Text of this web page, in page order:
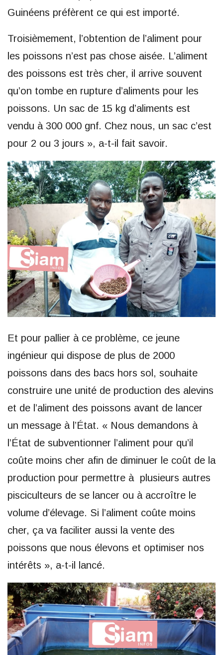
Guinéens préfèrent ce qui est importé.
Troisièmement, l’obtention de l’aliment pour
les poissons n’est pas chose aisée. L’aliment
des poissons est très cher, il arrive souvent
qu’on tombe en rupture d’aliments pour les
poissons. Un sac de 15 kg d’aliments est
vendu à 300 000 gnf. Chez nous, un sac c’est
pour 2 ou 3 jours », a-t-il fait savoir.
Et pour pallier à ce problème, ce jeune
ingénieur qui dispose de plus de 2000
poissons dans des bacs hors sol, souhaite
construire une unité de production des alevins
et de l’aliment des poissons avant de lancer
un message à l’État. « Nous demandons à
l’État de subventionner l’aliment pour qu’il
coûte moins cher afin de diminuer le coût de la
production pour permettre à plusieurs autres
pisciculteurs de se lancer ou à accroître le
volume d’élevage. Si l’aliment coûte moins
cher, ça va faciliter aussi la vente des
poissons que nous élevons et optimiser nos
intérêts », a-t-il lancé.